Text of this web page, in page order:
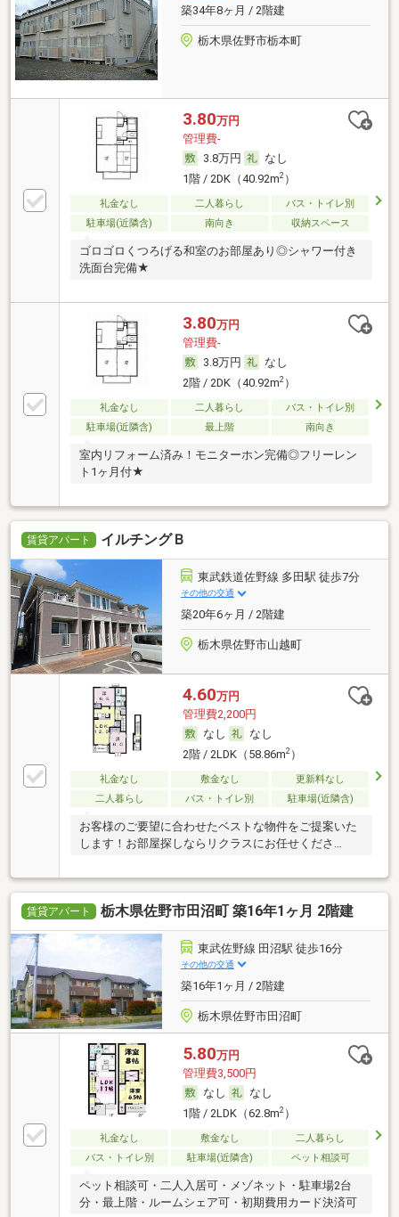
築34年8ヶ月 / 2階建
栃木県佐野市栃本町
3.80万円
管理費-
3.8万円
なし
1階 / 2DK（40.92m2）
礼金なし 二人暮らし
バス・トイレ別
駐車場(近隣含)
南向き 収納スペース
ゴロゴロくつろげる和室のお部屋あり◎シャワー付き
洗面台完備★
3.80万円
管理費-
3.8万円
なし
2階 / 2DK（40.92m2）
礼金なし 二人暮らし
バス・トイレ別
駐車場(近隣含)
最上階 南向き
室内リフォーム済み！モニターホン完備◎フリーレン
ト1ヶ月付★
賃貸アパート イルチングＢ
東武鉄道佐野線 多田駅 徒歩7分
その他の交通
築20年6ヶ月 / 2階建
栃木県佐野市山越町
4.60万円
管理費2,200円
なし
なし
2階 / 2LDK（58.86m2）
礼金なし 敷金なし
更新料なし
二人暮らし
バス・トイレ別 駐車場(近隣含)
お客様のご要望に合わせたベストな物件をご提案いた
します！お部屋探しならリクラスにお任せくださ
賃貸アパート 栃木県佐野市田沼町 築16年1ヶ月 2階建
東武佐野線 田沼駅 徒歩16分
その他の交通
築16年1ヶ月 / 2階建
栃木県佐野市田沼町
5.80万円
管理費3,500円
なし
なし
1階 / 2LDK（62.8m2）
礼金なし 敷金なし
二人暮らし
バス・トイレ別
駐車場(近隣含) ペット相談可
ペット相談可・二人入居可・メゾネット・駐車場2台
分・最上階・ルームシェア可・初期費用カード決済可